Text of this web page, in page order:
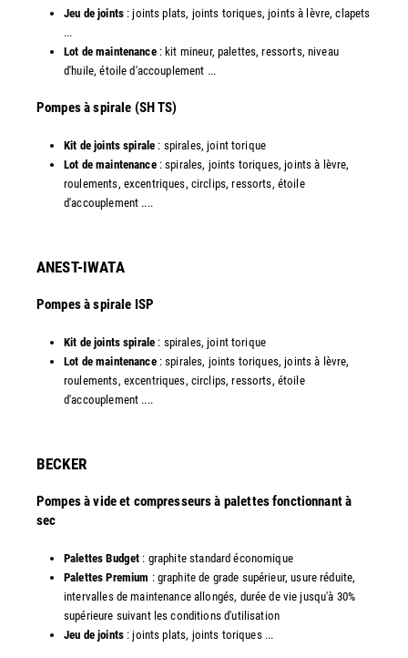
Jeu de joints : joints plats, joints toriques, joints à lèvre, clapets
...
Lot de maintenance: kit mineur, palettes, ressorts, niveau
d'huile, étoile d'accouplement ...​
​Pompes à spirale (SH TS)
Kit de joints spirale : spirales, joint torique
Lot de maintenance: spirales, joints toriques, joints à lèvre,
roulements, excentriques, circlips, ressorts, étoile
d'accouplement ....​
ANEST-IWATA
Pompes à spirale ISP
Kit de joints spirale : spirales, joint torique
Lot de maintenance: spirales, joints toriques, joints à lèvre,
roulements, excentriques, circlips, ressorts, étoile
d'accouplement ....
​BECKER
Pompes à vide et compresseurs à palettes fonctionnant à
sec
Palettes Budget : graphite standard économique
Palettes Premium : graphite de grade supérieur, usure réduite,
intervalles de maintenance allongés, durée de vie jusqu'à 30%
supérieure suivant les conditions d'utilisation
Jeu de joints: joints plats, joints toriques ...